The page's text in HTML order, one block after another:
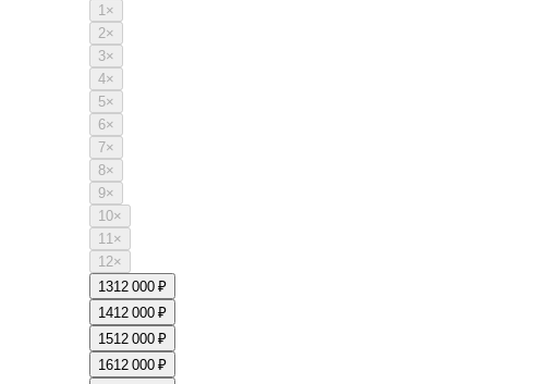
1×
2×
3×
4×
5×
6×
7×
8×
9×
10×
11×
12×
1312 000 ₽
1412 000 ₽
1512 000 ₽
1612 000 ₽